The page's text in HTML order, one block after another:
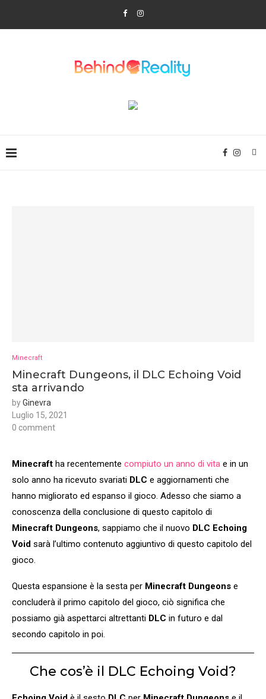
Minecraft
Minecraft Dungeons, il DLC Echoing Void
sta arrivando
byGinevra
Luglio 15, 2021
0 comment
Minecraft ha recentemente compiuto un anno di vita e in un
solo anno ha ricevuto svariati DLC e aggiornamenti che
hanno migliorato ed espanso il gioco. Adesso che siamo a
conoscenza della conclusione di questo capitolo di
Minecraft Dungeons, sappiamo che il nuovo DLC Echoing
Void sarà l’ultimo contenuto aggiuntivo di questo capitolo del
gioco.
Questa espansione è la sesta per Minecraft Dungeons e
concluderà il primo capitolo del gioco, ciò significa che
possiamo già aspettarci altrettanti DLC in futuro e dal
secondo capitolo in poi.
Che cos’è il DLC Echoing Void?